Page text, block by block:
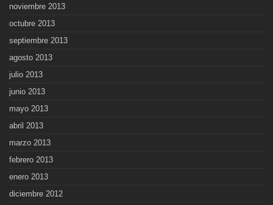
noviembre 2013
octubre 2013
septiembre 2013
agosto 2013
julio 2013
junio 2013
mayo 2013
abril 2013
marzo 2013
febrero 2013
enero 2013
diciembre 2012